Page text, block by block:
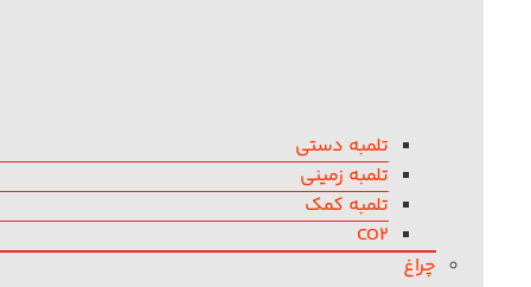
تلمبه دستی
تلمبه زمینی
تلمبه کمک
CO2
چراغ